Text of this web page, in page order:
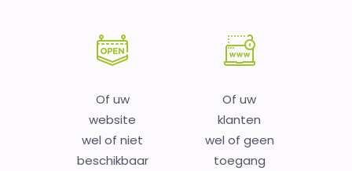
Of uw
website
wel of niet
beschikbaar
Of uw
klanten
wel of geen
toegang